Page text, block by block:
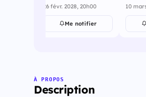
26 févr. 2028, 20h00
Me notifier
10
À PROPOS
Description